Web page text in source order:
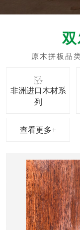
非洲进口木材系
列
查看更多+